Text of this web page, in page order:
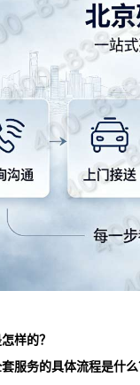
样的？
服务的具体流程是什么